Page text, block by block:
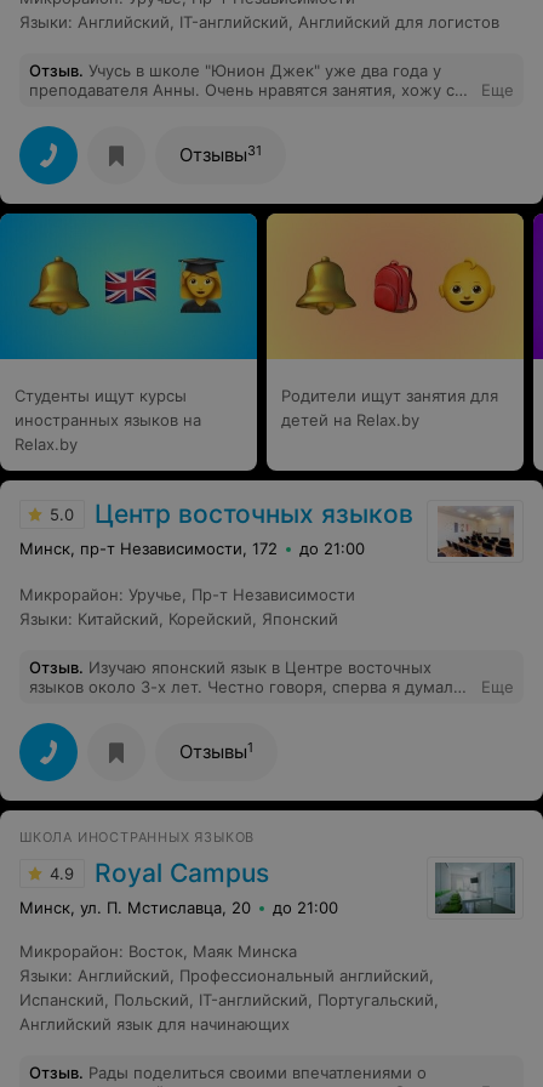
Языки: Английский, IT-английский, Английский для логистов
Отзыв. Учусь в школе "Юнион Джек" уже два года у
преподавателя Анны. Очень нравятся занятия, хожу с
курсы по английскому, но бросала, все время что-то
не нравилось. У Анны же настолько интересные
занятия, что жду с нетерпением каждого. У нас очень
классная группа подобралась, практически в полном
составе занимаемся уже два года! Спасибо большое за
креатив и подход к обучению! Классная школа!
Еще
Отзывы31
Студенты ищут курсы
иностранных языков на
Relax.by
Родители ищут занятия для
детей на Relax.by
5.0 Центр восточных языков
Минск, пр-т Независимости, 172 до 21:00
Микрорайон: Уручье, Пр-т Независимости
Языки: Китайский, Корейский, Японский
Отзыв. Изучаю японский язык в Центре восточных
языков около 3-х лет. Честно говоря, сперва я думала
японский язык так меня увлёк, что я уже не могу
остановиться :) Учиться сложно и интересно, всегда
много домашней работы, но если выполнять всё, что
говорит сенсей, то будет результат. Все учебные
материалы предоставляет центр, ничего покупать не
помогают запоминать фразы и оттачивать правильное
произношение. Точно могу сказать, что этот курс
подойдёт тем, кто готов серьёзно учиться. Потому что
здесь дают крепкую базу. С начала пандемии мы
перешли на онлайн-обучение (занятия проходят в
Советую этот курс всем, кто хочет серьёзно учить
японский язык и узнать много интересного о Японии и
японцах ^__^
Еще
Отзывы1
ШКОЛА ИНОСТРАННЫХ ЯЗЫКОВ
4.9 Royal Campus
Минск, ул. П. Мстиславца, 20 до 21:00
Микрорайон: Восток, Маяк Минска
Языки: Английский, Профессиональный английский,
Испанский, Польский, IT-английский, Португальский,
Английский язык для начинающих
Отзыв. Рады поделиться своими впечатлениями о